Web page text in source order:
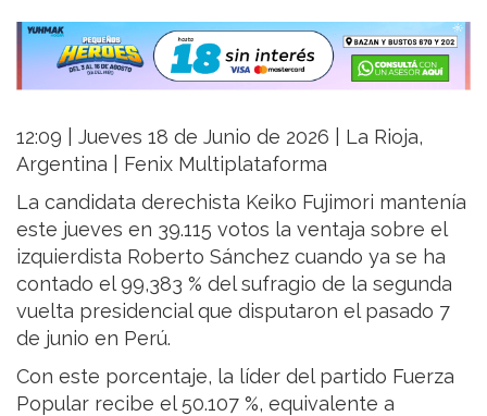
12:09 | Jueves 18 de Junio de 2026 | La Rioja,
Argentina | Fenix Multiplataforma
La candidata derechista Keiko Fujimori mantenía
este jueves en 39.115 votos la ventaja sobre el
izquierdista Roberto Sánchez cuando ya se ha
contado el 99,383 % del sufragio de la segunda
vuelta presidencial que disputaron el pasado 7
de junio en Perú.
Con este porcentaje, la líder del partido Fuerza
Popular recibe el 50.107 %, equivalente a